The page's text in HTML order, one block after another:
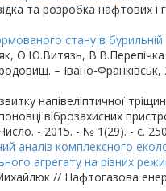
та розробка нафтових і
стану в бурильній
О.Ю.Витязь, В.В.Перепічка
– Івано-
напівеліптичної
віброзахисних
- 2015. - № 1(29). - с.
аналіз комплексного
агрегату на різних
// Нафтогазова